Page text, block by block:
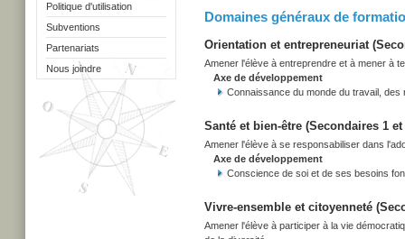
Politique d'utilisation
Subventions
Partenariats
Nous joindre
Domaines généraux de
Orientation et entrepreneuriat
Amener l'élève à entreprendre et à mener à
Axe de développement
Connaissance du monde du travail,
Santé et bien-être (Secondaires 1
Amener l'élève à se responsabiliser dans
Axe de développement
Conscience de soi et de ses besoins
Vivre-ensemble et citoyenneté
Amener l'élève à participer à la vie